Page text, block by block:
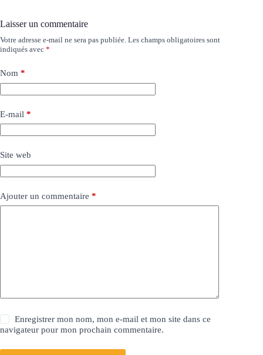
Laisser un commentaire
Votre adresse e-mail ne sera pas publiée. Les champs obligatoires sont
indiqués avec *
Nom *
E-mail *
Site web
Ajouter un commentaire *
Enregistrer mon nom, mon e-mail et mon site dans ce
navigateur pour mon prochain commentaire.